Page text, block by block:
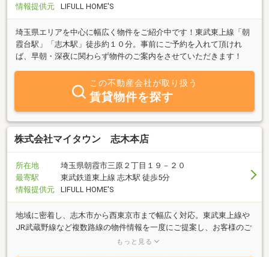
情報提供元
LIFULL HOME'S
埼玉県エリアを中心に幅広く物件をご紹介中です！東武東上線「朝
霞台駅」「志木駅」徒歩約１０分。事前にご予約を入れて頂けれ
ば、早朝・深夜に関わらず物件のご案内をさせていただきます！
この不動産会社が取り扱う
賃貸物件を探す
株式会社マイタウン 志木本店
所在地
埼玉県朝霞市三原２丁目１９－２０
最寄駅
東武鉄道東上線 志木駅 徒歩5分
情報提供元
LIFULL HOME'S
地域に密着し、志木市から西東京市まで幅広く対応。東武東上線や
JR武蔵野線など複数路線の物件情報を一度にご提案し、お客様のご
希望に寄り添いながら安心して住まい探しができるよう丁寧にサポ
もっと見る